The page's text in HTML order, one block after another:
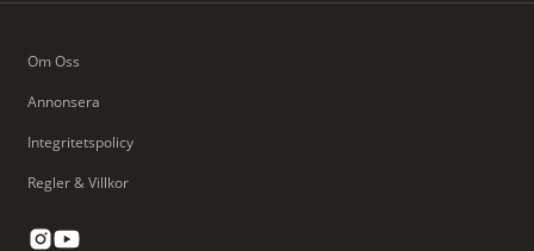
Om Oss
Annonsera
Integritetspolicy
Regler & Villkor